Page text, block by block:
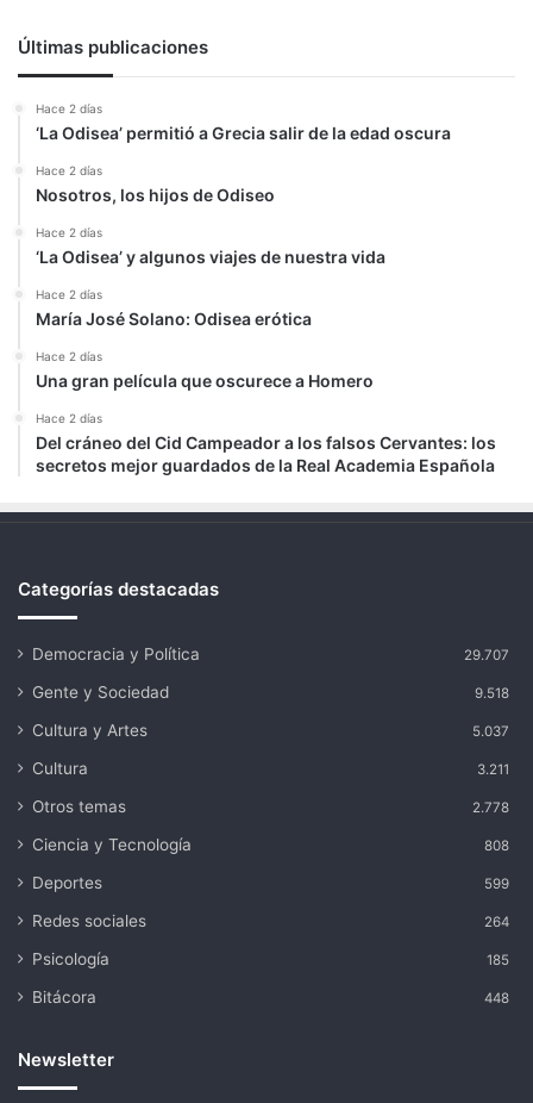
Últimas publicaciones
Hace 2 días
‘La Odisea’ permitió a Grecia salir de la edad oscura
Hace 2 días
Nosotros, los hijos de Odiseo
Hace 2 días
‘La Odisea’ y algunos viajes de nuestra vida
Hace 2 días
María José Solano: Odisea erótica
Hace 2 días
Una gran película que oscurece a Homero
Hace 2 días
Del cráneo del Cid Campeador a los falsos Cervantes: los
secretos mejor guardados de la Real Academia Española
Categorías destacadas
Democracia y Política 29.707
Gente y Sociedad 9.518
Cultura y Artes 5.037
Cultura 3.211
Otros temas 2.778
Ciencia y Tecnología 808
Deportes 599
Redes sociales 264
Psicología 185
Bitácora 448
Newsletter